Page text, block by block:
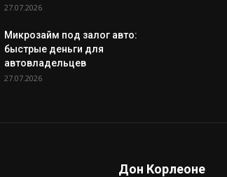
27.07.2026
Микрозайм под залог авто:
быстрые деньги для
автовладельцев
27.07.2026
Дон Корлеоне